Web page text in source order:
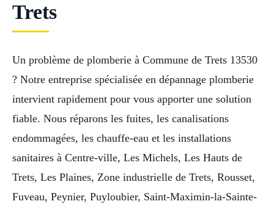
Trets
Un problème de plomberie à Commune de Trets 13530
? Notre entreprise spécialisée en dépannage plomberie
intervient rapidement pour vous apporter une solution
fiable. Nous réparons les fuites, les canalisations
endommagées, les chauffe-eau et les installations
sanitaires à Centre-ville, Les Michels, Les Hauts de
Trets, Les Plaines, Zone industrielle de Trets, Rousset,
Fuveau, Peynier, Puyloubier, Saint-Maximin-la-Sainte-